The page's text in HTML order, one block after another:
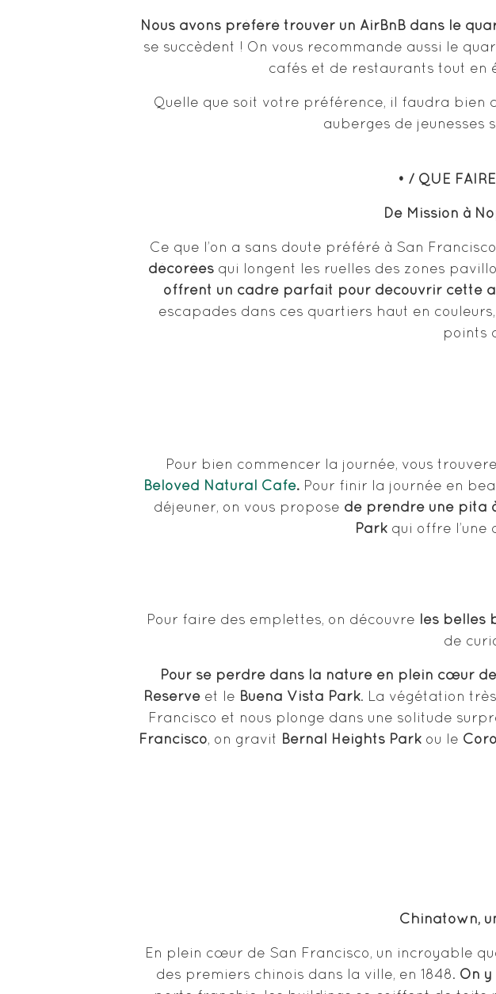
Nous avons préféré trouver un AirBnB dans le
se succèdent ! On vous recommande aussi le
cafés et de restaurants tout en
Quelle que soit votre préférence, il faudra bien
auberges de jeunesses
• / QUE
De Mission à
Ce que l’on a sans doute préféré à San
décoréesqui longent les ruelles des zones
offrent un cadre parfait pour découvrir cette
escapades dans ces quartiers haut en
points
Pour bien commencer la journée, vous
Beloved Natural Cafe.Pour finir la journée en
déjeuner, on vous propose de prendre une pita
Parkqui offre l’une
Pour faire des emplettes, on découvre les belles
de
Pour se perdre dans la nature en plein cœur
Reserve et le Buena Vista Park. La végétation
Francisco et nous plonge dans une solitude
Francisco, on gravit Bernal Heights Park ou le
Chinatown,
En plein cœur de San Francisco, un incroyable
des premiers chinois dans la ville, en 1848. On